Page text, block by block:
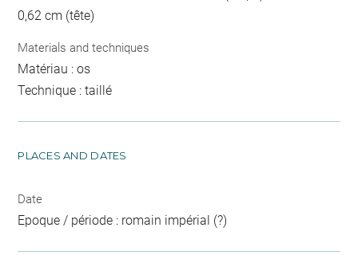
0,62 cm (tête)
Materials and techniques
Matériau : os
Technique : taillé
PLACES AND DATES
Date
Epoque / période : romain impérial (?)